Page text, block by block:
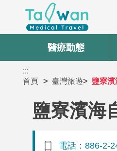
醫療動態
:::
首頁
臺灣旅遊 鹽寮
鹽寮濱海
電話：886-2-